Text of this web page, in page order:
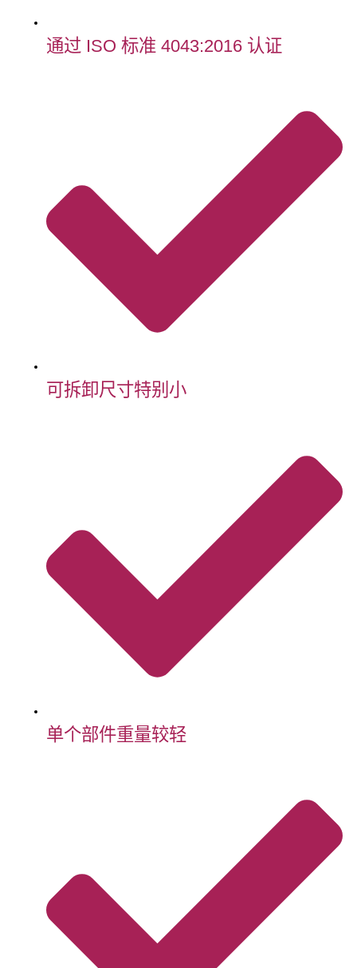
通过 ISO 标准 4043:2016 认证
可拆卸尺寸特别小
单个部件重量较轻